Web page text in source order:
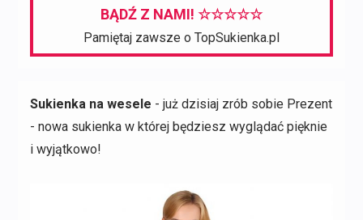
BĄDŹ Z NAMI! ☆☆☆☆☆
Pamiętaj zawsze o TopSukienka.pl
Sukienka na wesele - już dzisiaj zrób sobie Prezent
- nowa sukienka w której będziesz wyglądać pięknie
i wyjątkowo!